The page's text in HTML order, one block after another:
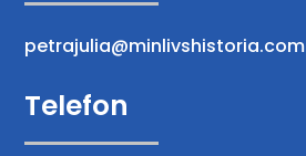
petrajulia@minlivshistoria.com
Telefon